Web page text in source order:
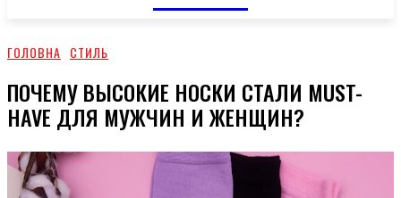
ГОЛОВНА СТИЛЬ
ПОЧЕМУ ВЫСОКИЕ НОСКИ СТАЛИ MUST-
HAVE ДЛЯ МУЖЧИН И ЖЕНЩИН?